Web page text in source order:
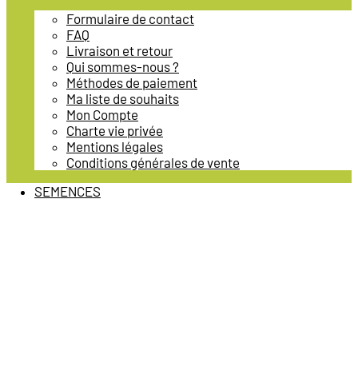
Formulaire de contact
FAQ
Livraison et retour
Qui sommes-nous ?
Méthodes de paiement
Ma liste de souhaits
Mon Compte
Charte vie privée
Mentions légales
Conditions générales de vente
SEMENCES